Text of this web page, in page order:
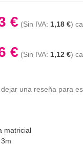
€ 1,18 €
€ 1,12 €
una reseña para
matricial